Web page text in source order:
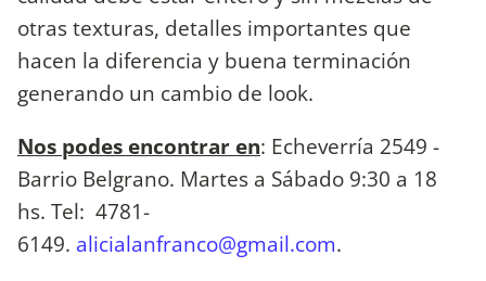
otras texturas, detalles importantes que
hacen la diferencia y buena terminación
generando un cambio de look.
Nos podes encontrar en: Echeverría 2549 -
Barrio Belgrano. Martes a Sábado 9:30 a 18
hs. Tel: 4781-
6149. alicialanfranco@gmail.com.